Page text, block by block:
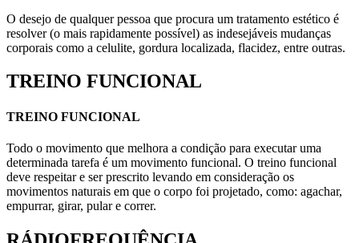
O desejo de qualquer pessoa que procura um tratamento estético é
resolver (o mais rapidamente possível) as indesejáveis mudanças
corporais como a celulite, gordura localizada, flacidez, entre outras.
TREINO FUNCIONAL
TREINO FUNCIONAL
Todo o movimento que melhora a condição para executar uma
determinada tarefa é um movimento funcional. O treino funcional
deve respeitar e ser prescrito levando em consideração os
movimentos naturais em que o corpo foi projetado, como: agachar,
empurrar, girar, pular e correr.